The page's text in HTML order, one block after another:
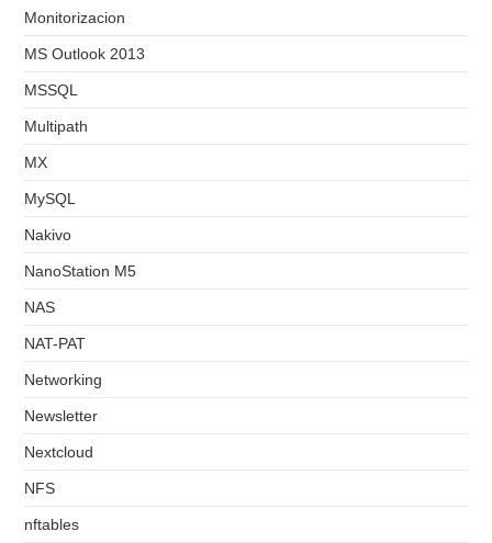
Monitorizacion
MS Outlook 2013
MSSQL
Multipath
MX
MySQL
Nakivo
NanoStation M5
NAS
NAT-PAT
Networking
Newsletter
Nextcloud
NFS
nftables